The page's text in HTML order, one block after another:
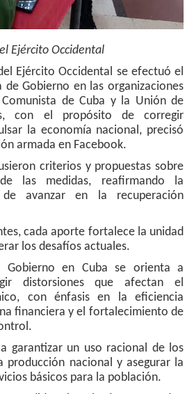
Ejército Occidental
Ejército Occidental se efectuó el
de Gobierno en las organizaciones
de Cuba y la Unión de
con el propósito de corregir
la economía nacional, precisó
armada en Facebook.
criterios y propuestas sobre
las medidas, reafirmando la
avanzar en la recuperación
cada aporte fortalece la unidad
los desafíos actuales.
en Cuba se orienta a
distorsiones que afectan el
con énfasis en la eficiencia
financiera y el fortalecimiento de
garantizar un uso racional de los
producción nacional y asegurar la
básicos para la población.